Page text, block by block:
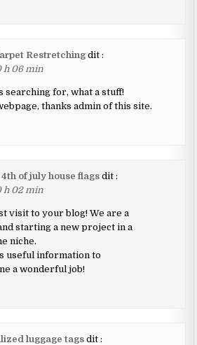
Restretching dit :
h 06 min
searching for, what a stuff!
thanks admin of this site.
of july house flags dit :
h 02 min
visit to your blog! We are a
starting a new project in a
niche.
useful information to
a wonderful job!
luggage tags dit :